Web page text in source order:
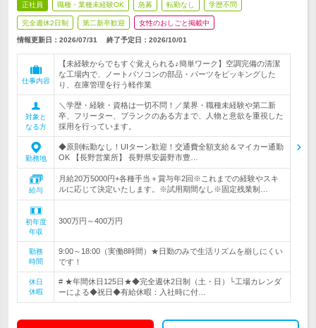
正社員 職種・業種未経験OK 急募 転勤なし 学歴不問
完全週休2日制 第二新卒歓迎 女性のおしごと掲載中
情報更新日：2026/07/31 終了予定日： 2026/10/01
仕事内容
【未経験からでもすぐ覚えられる♪簡単ワーク】空調完備の清潔
な工場内で、ノートパソコンの部品・パーツをピッキングした
り、在庫管理を行う軽作業
対象と
なる方
＼学歴・経験・資格は一切不問！／業界・職種未経験や第二新
卒、フリーター、ブランクのある方まで、人物と意欲を重視した
採用を行っています。
勤務地
◆原則転勤なし！UIターン歓迎！交通費全額支給＆マイカー通勤
OK 【長野営業所】 長野県安曇野市豊…
給与
月給20万5000円+各種手当＋賞与年2回※これまでの経験やスキ
ルに応じて決定いたします。※試用期間なし※固定残業制…
初年度
年収
300万円～400万円
勤務
時間
9:00～18:00（実働8時間）★日勤のみで生活リズムを崩しにくい
です！
休日
休暇
# ★年間休日125日★◆完全週休2日制（土・日）└工場カレンダ
ーによる◆祝日◆有給休暇：入社時に付…